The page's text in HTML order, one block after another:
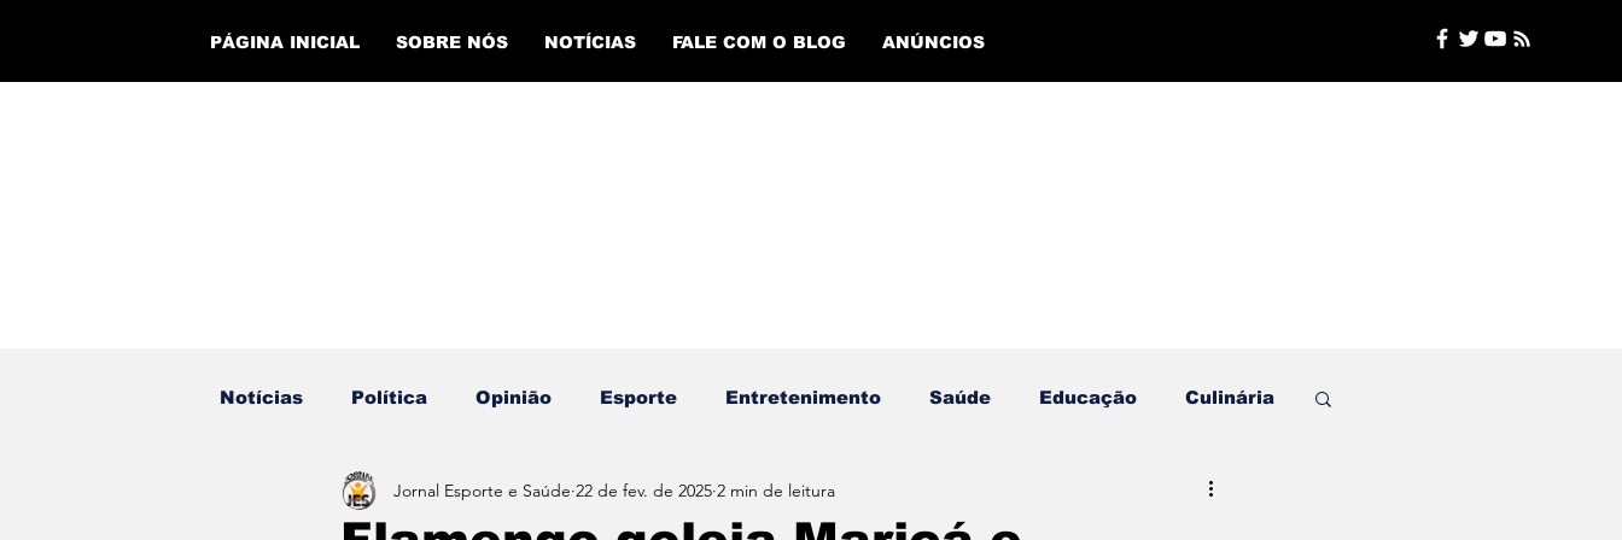
PÁGINA INICIAL SOBRE NÓS NOTÍCIAS FALE COM O BLOG ANÚNCIOS
Notícias Política Opinião Esporte Entretenimento Saúde Educação Culinária
Eventos Cursos Evento Esportivo Economia Plantão de Polícia
Jornal Esporte e Saúde 22 de fev. de 2025 2 min de leitura